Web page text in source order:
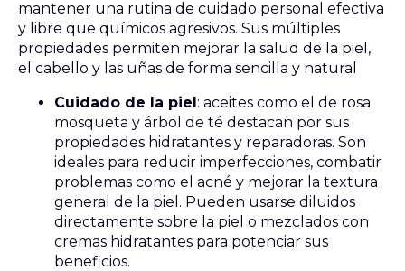
mantener una rutina de cuidado personal efectiva
y libre que químicos agresivos. Sus múltiples
propiedades permiten mejorar la salud de la piel,
el cabello y las uñas de forma sencilla y natural
Cuidado de la piel: aceites como el de rosa
mosqueta y árbol de té destacan por sus
propiedades hidratantes y reparadoras. Son
ideales para reducir imperfecciones, combatir
problemas como el acné y mejorar la textura
general de la piel. Pueden usarse diluidos
directamente sobre la piel o mezclados con
cremas hidratantes para potenciar sus
beneficios.